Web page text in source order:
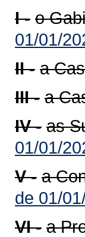
I - o
01/01/
II - a
III - a
IV - as
01/01/
V - a
de 01/
VI - a